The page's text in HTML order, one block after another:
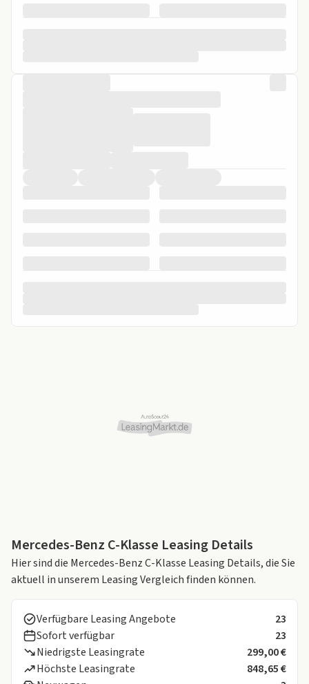
Mercedes-Benz C-Klasse Leasing Details
Hier sind die Mercedes-Benz C-Klasse Leasing Details, die Sie
aktuell in unserem Leasing Vergleich finden können.
Verfügbare Leasing Angebote
23
Sofort verfügbar
23
Niedrigste Leasingrate
299,00 €
Höchste Leasingrate
848,65 €